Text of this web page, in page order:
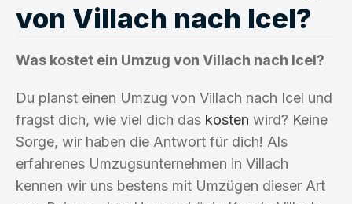
von Villach nach Icel?
Was kostet ein Umzug von Villach nach Icel?
Du planst einen Umzug von Villach nach Icel und
fragst dich, wie viel dich das kosten wird? Keine
Sorge, wir haben die Antwort für dich! Als
erfahrenes Umzugsunternehmen in Villach
kennen wir uns bestens mit Umzügen dieser Art